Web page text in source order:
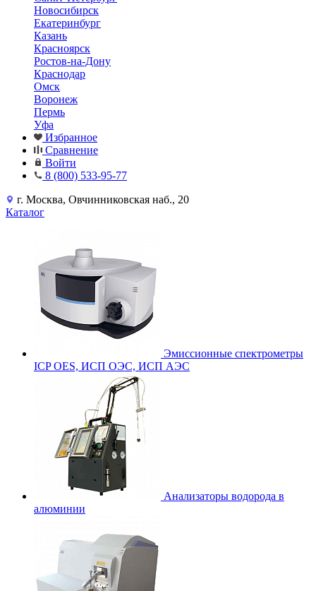
Новосибирск
Екатеринбург
Казань
Красноярск
Ростов-на-Дону
Краснодар
Омск
Воронеж
Пермь
Уфа
Избранное
Сравнение
Войти
8 (800) 533-95-77
г. Москва, Овчинниковская наб., 20
Каталог
Эмиссионные спектрометры
ICP OES, ИСП ОЭС, ИСП АЭС
Анализаторы водорода в
алюминии